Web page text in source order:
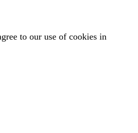
to our use of cookies in